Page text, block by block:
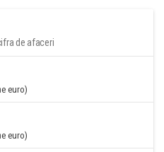
de afaceri
euro)
euro)